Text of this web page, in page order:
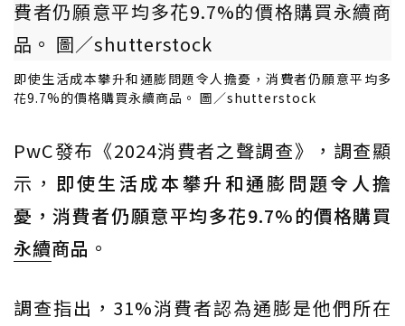
即使生活成本攀升和通膨問題令人擔憂，消費者仍願意平均多
花9.7%的價格購買永續商品。 圖／shutterstock
PwC發布《2024消費者之聲調查》，調查顯
示， 即使生活成本攀升和通膨問題令人擔
憂，消費者仍願意平均多花9.7%的價格購買
永續商品 。
調查指出，31%消費者認為通膨是他們所在